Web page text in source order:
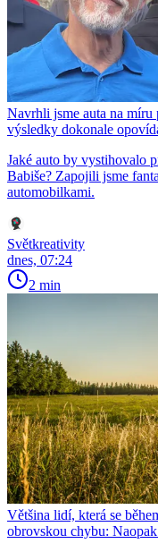
Navrhli jsme auta na míru
výsledky dokonale
Jaké auto by vystihovalo
Babiše? Zapojili jsme
automobilkami.
Světkreativity
dnes, 07:24
2 min
Většina lidí, která se
obrovskou chybu: